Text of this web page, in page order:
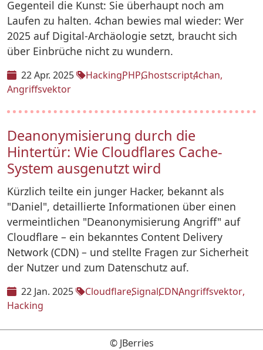
Gegenteil die Kunst: Sie überhaupt noch am
Laufen zu halten. 4chan bewies mal wieder: Wer
2025 auf Digital-Archäologie setzt, braucht sich
über Einbrüche nicht zu wundern.
22 Apr. 2025 HackingPHPGhostscript4chan
Angriffsvektor
Deanonymisierung durch die
Hintertür: Wie Cloudflares Cache-
System ausgenutzt wird
Kürzlich teilte ein junger Hacker, bekannt als
"Daniel", detaillierte Informationen über einen
vermeintlichen "Deanonymisierung Angriff" auf
Cloudflare – ein bekanntes Content Delivery
Network (CDN) – und stellte Fragen zur Sicherheit
der Nutzer und zum Datenschutz auf.
22 Jan. 2025 CloudflareSignalCDNAngriffsvektor
Hacking
© JBerries